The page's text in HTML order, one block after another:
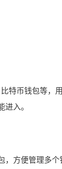
特币钱包等，
入。
方便管理多